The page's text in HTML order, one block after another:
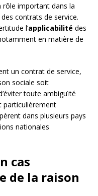
rôle important dans la
contrats de service.
l’applicabilité des
en matière de
un contrat de service,
sociale soit
toute ambiguïté
particulièrement
dans plusieurs pays
nationales
cas
de la raison